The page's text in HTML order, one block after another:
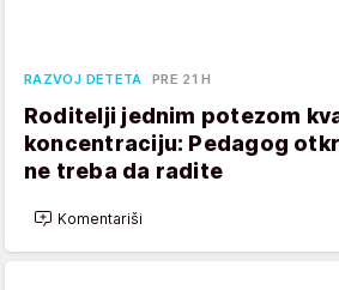
RAZVOJ DETETA PRE 21 H
Roditelji jednim potezom
koncentraciju: Pedagog
ne treba da radite
Komentariši